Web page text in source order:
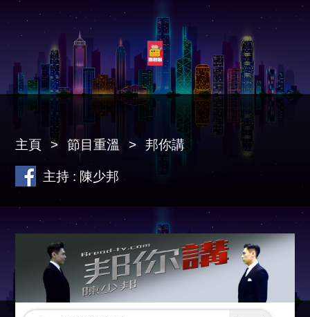
主頁 節目重溫 邦你講
主持 : 陳少邦